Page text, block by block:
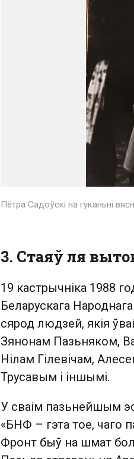
Пётра Садоўскі на гуканьні
3. Стаяў ля
19 кастрычніка 1988
Беларускага
сярод людзей, якія
Зянонам Пазьняком,
Нілам Гілевічам,
Трусавым і іншымі.
У сваім пазьнейшым
«БНФ – гэта тое, чаго
Фронт быў на шмат